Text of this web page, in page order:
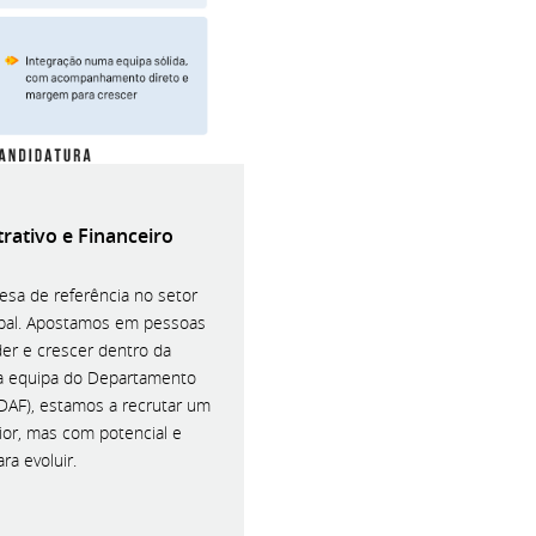
e Financeiro
de referência no setor
Apostamos em pessoas
e crescer dentro da
equipa do Departamento
estamos a recrutar um
mas com potencial e
evoluir.